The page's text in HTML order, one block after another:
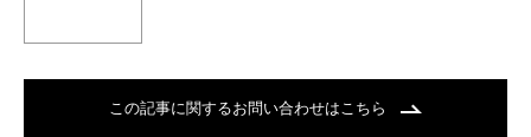
この記事に関するお問い合わせはこちら